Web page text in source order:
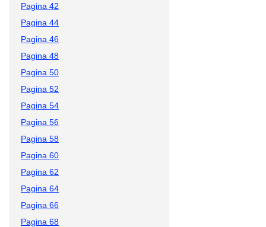
Pagina 42
Pagina 44
Pagina 46
Pagina 48
Pagina 50
Pagina 52
Pagina 54
Pagina 56
Pagina 58
Pagina 60
Pagina 62
Pagina 64
Pagina 66
Pagina 68